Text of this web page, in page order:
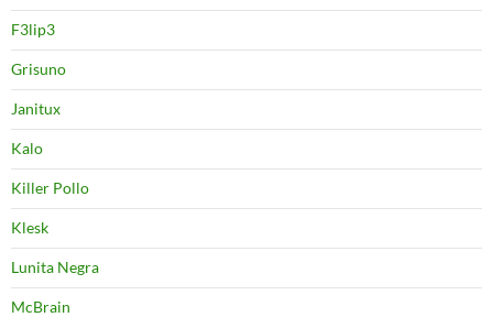
F3lip3
Grisuno
Janitux
Kalo
Killer Pollo
Klesk
Lunita Negra
McBrain